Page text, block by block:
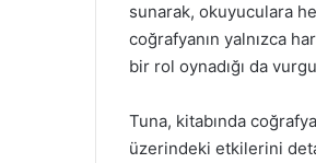
sunarak, okuyuculara
coğrafyanın yalnızca
bir rol oynadığı da
Tuna, kitabında
üzerindeki etkilerini